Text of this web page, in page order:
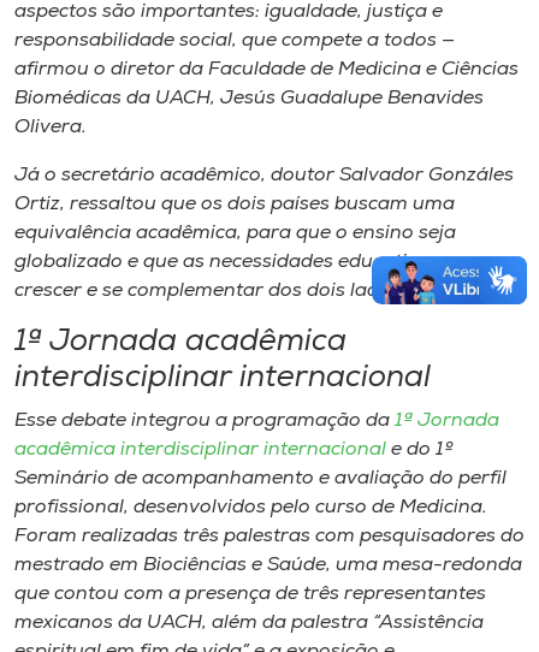
aspectos são importantes: igualdade, justiça e
responsabilidade social, que compete a todos —
afirmou o diretor da Faculdade de Medicina e Ciências
Biomédicas da UACH, Jesús Guadalupe Benavides
Olivera.
Já o secretário acadêmico, doutor Salvador Gonzáles
Ortiz, ressaltou que os dois países buscam uma
equivalência acadêmica, para que o ensino seja
globalizado e que as necessidades educativas possam
crescer e se complementar dos dois lados.
1ª Jornada acadêmica
interdisciplinar internacional
Esse debate integrou a programação da 1ª Jornada
acadêmica interdisciplinar internacional e do 1º
Seminário de acompanhamento e avaliação do perfil
profissional, desenvolvidos pelo curso de Medicina.
Foram realizadas três palestras com pesquisadores do
mestrado em Biociências e Saúde, uma mesa-redonda
que contou com a presença de três representantes
mexicanos da UACH, além da palestra “Assistência